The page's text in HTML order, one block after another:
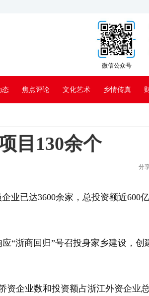
微信公众号
态 焦点评论 文化艺术 乡情传真
目130余个
分
已达3600余家，总投资额近600
浙商回归”号召投身家乡建设，创
企业数和投资额占浙江外资企业